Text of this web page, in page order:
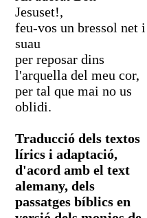
Jesuset!,
feu-vos un bressol net i
suau
per reposar dins
l'arquella del meu cor,
per tal que mai no us
oblidi.
Traducció dels textos
lírics i adaptació,
d'acord amb el text
alemany, dels
passatges bíblics en